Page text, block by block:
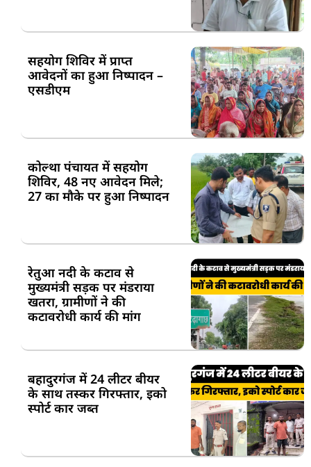
सहयोग शिविर में प्राप्त
आवेदनों का हुआ निष्पादन –
एसडीएम
कोल्था पंचायत में सहयोग
शिविर, 48 नए आवेदन मिले;
27 का मौके पर हुआ निष्पादन
रेतुआ नदी के कटाव से
मुख्यमंत्री सड़क पर मंडराया
खतरा, ग्रामीणों ने की
कटावरोधी कार्य की मांग
बहादुरगंज में 24 लीटर बीयर
के साथ तस्कर गिरफ्तार, इको
स्पोर्ट कार जब्त